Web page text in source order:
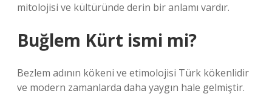
mitolojisi ve kültüründe derin bir anlamı vardır.
Buğlem Kürt ismi mi?
Bezlem adının kökeni ve etimolojisi Türk kökenlidir
ve modern zamanlarda daha yaygın hale gelmiştir.